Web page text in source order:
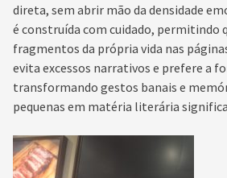
direta, sem abrir mão da densidade
é construída com cuidado, permitindo
fragmentos da própria vida nas
evita excessos narrativos e prefere a
transformando gestos banais e
pequenas em matéria literária